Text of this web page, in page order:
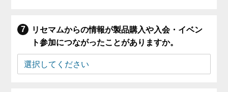
リセマムからの情報が製品購入や入会・イベン
ト参加につながったことがありますか。